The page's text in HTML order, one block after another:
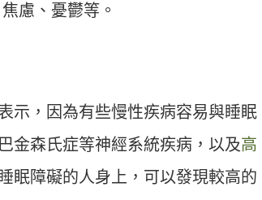
慮、憂鬱等。
示，因為有些慢性疾病容易與睡眠
金森氏症等神經系統疾病，以及高
眠障礙的人身上，可以發現較高的